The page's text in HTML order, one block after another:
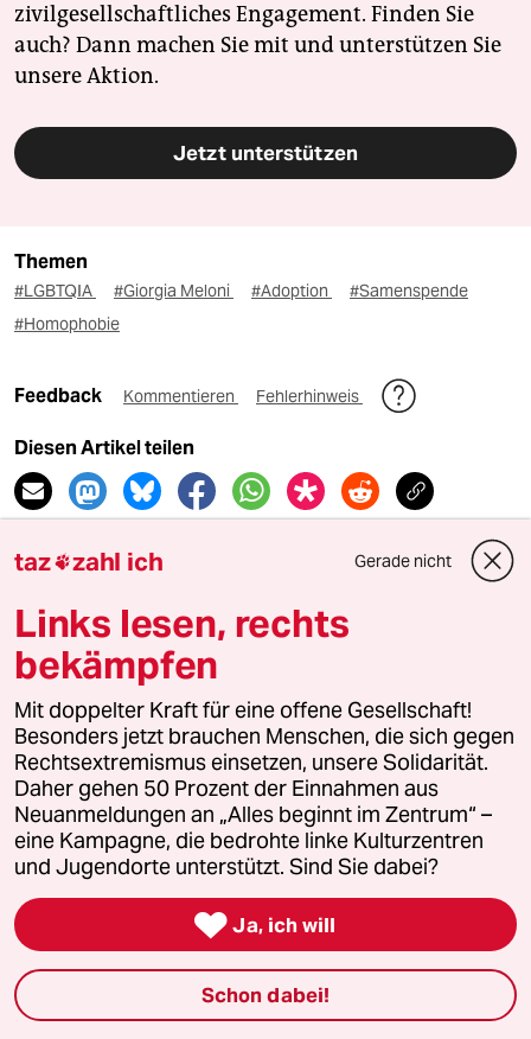
zivilgesellschaftliches Engagement. Finden Sie
auch? Dann machen Sie mit und unterstützen Sie
unsere Aktion.
Jetzt unterstützen
Themen
#LGBTQIA #Giorgia Meloni #Adoption
#Samenspende
#Homophobie
Feedback Kommentieren Fehlerhinweis
Diesen Artikel teilen
Mehr zum Thema
Justizreform in Italien
Melonis Koalition für Berlusconis Traum
taz zahl ich Gerade nicht
Links lesen, rechts
bekämpfen
Mit doppelter Kraft für eine offene Gesellschaft!
Besonders jetzt brauchen Menschen, die sich gegen
Rechtsextremismus einsetzen, unsere Solidarität.
Daher gehen 50 Prozent der Einnahmen aus
Neuanmeldungen an „Alles beginnt im Zentrum“ –
eine Kampagne, die bedrohte linke Kulturzentren
und Jugendorte unterstützt. Sind Sie dabei?
 Ja, ich will
Schon dabei!